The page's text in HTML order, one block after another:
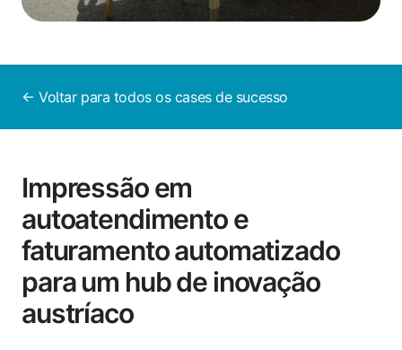
← Voltar para todos os cases de sucesso
Impressão em
autoatendimento e
faturamento automatizado
para um hub de inovação
austríaco